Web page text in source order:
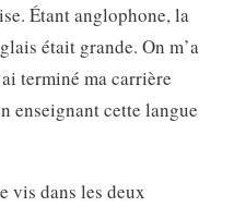
Étant anglophone, la
était grande. On m’a
terminé ma carrière
enseignant cette langue
vis dans les deux